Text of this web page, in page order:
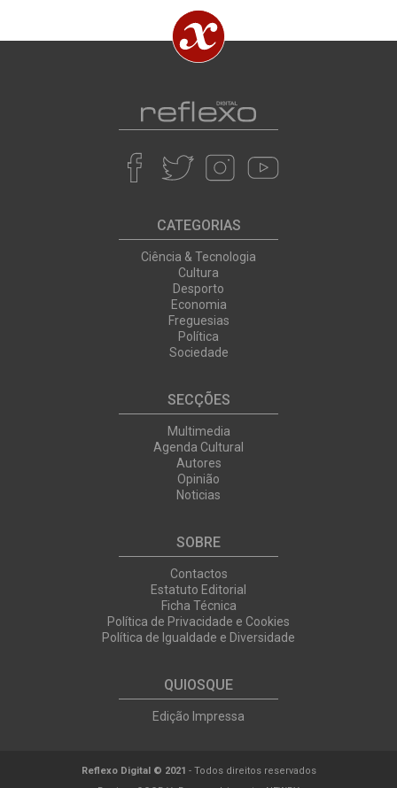
CATEGORIAS
Ciência & Tecnologia
Cultura
Desporto
Economia
Freguesias
Política
Sociedade
SECÇÕES
Multimedia
Agenda Cultural
Autores
Opinião
Noticias
SOBRE
Contactos
Estatuto Editorial
Ficha Técnica
Política de Privacidade e Cookies
Política de Igualdade e Diversidade
QUIOSQUE
Edição Impressa
Reflexo Digital © 2021 - Todos direitos reservados